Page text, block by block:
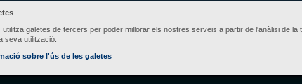
utilitza galetes de tercers per poder millorar els nostres serveis a partir de l'anàlisi de
seva utilització.
sobre l'ús de les galetes